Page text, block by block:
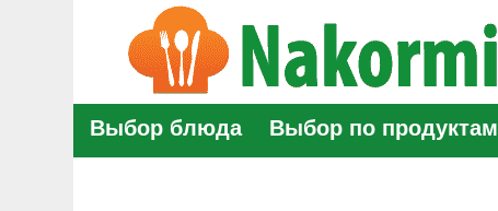
Выбор блюда Выбор по продуктам